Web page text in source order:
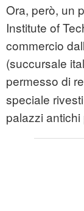
Ora, però, un
Institute of
commercio
(succursale
permesso di
speciale
palazzi